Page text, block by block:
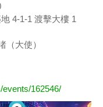
4-1-1 渡擊大樓 1
（大使）
162546/